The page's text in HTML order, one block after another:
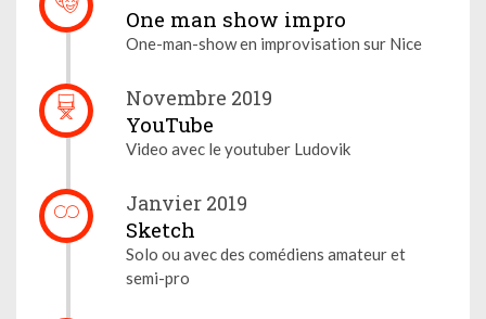
One man show impro
One-man-show en improvisation sur Nice
Novembre 2019
YouTube
Video avec le youtuber Ludovik
Janvier 2019
Sketch
Solo ou avec des comédiens amateur et
semi-pro